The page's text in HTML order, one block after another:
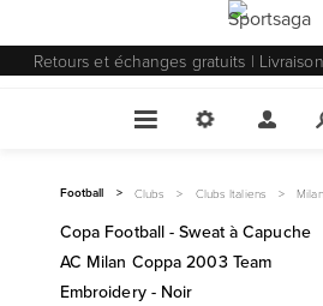
Retours et échanges gratuits |
Football > Clubs > Clubs Italiens >
Copa Football - Sweat à Capuche
AC Milan Coppa 2003 Team
Embroidery - Noir